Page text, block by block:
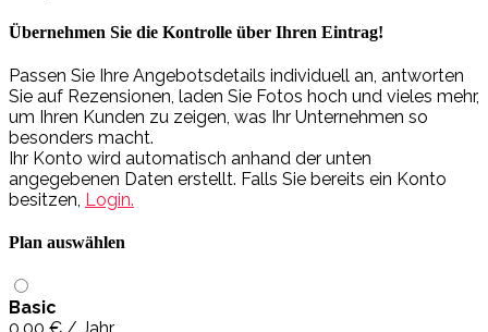
Übernehmen Sie die Kontrolle über Ihren Eintrag!
Passen Sie Ihre Angebotsdetails individuell an, antworten
Sie auf Rezensionen, laden Sie Fotos hoch und vieles mehr,
um Ihren Kunden zu zeigen, was Ihr Unternehmen so
besonders macht.
Ihr Konto wird automatisch anhand der unten
angegebenen Daten erstellt. Falls Sie bereits ein Konto
besitzen, Login.
Plan auswählen
Basic